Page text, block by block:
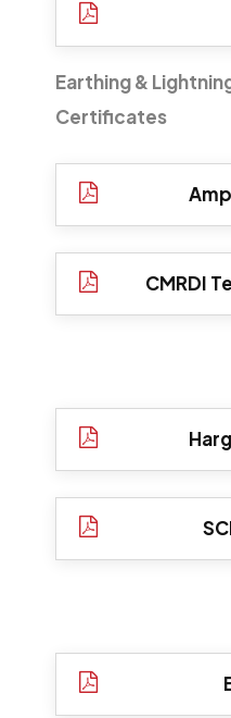
Earthing &
Certificates
CMRDI